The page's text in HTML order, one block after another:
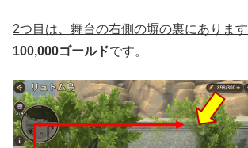
2つ目は、舞台の右側の塀の裏にあります
100,000ゴールドです。